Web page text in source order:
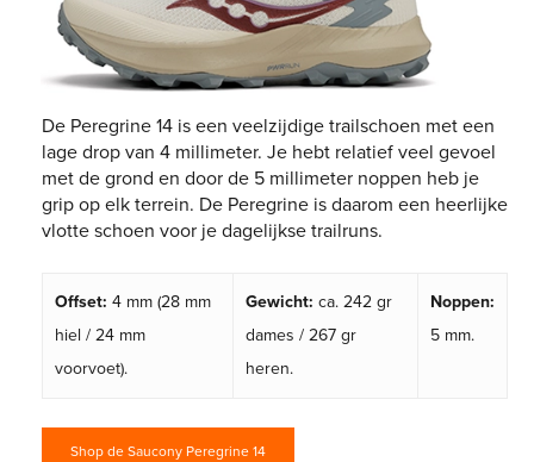
De Peregrine 14 is een veelzijdige trailschoen met een
lage drop van 4 millimeter. Je hebt relatief veel gevoel
met de grond en door de 5 millimeter noppen heb je
grip op elk terrein. De Peregrine is daarom een heerlijke
vlotte schoen voor je dagelijkse trailruns.
Offset: 4 mm (28 mm
hiel / 24 mm
voorvoet).
Gewicht: ca. 242 gr
dames / 267 gr
heren.
Noppen:
5 mm.
Shop de Saucony Peregrine 14